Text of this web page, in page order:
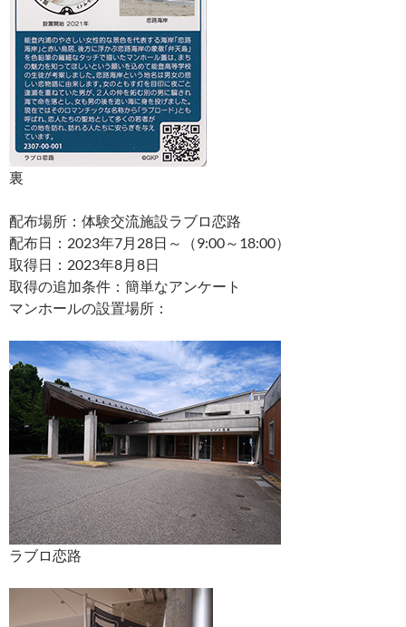
裏
配布場所：体験交流施設ラブロ恋路
配布日：2023年7月28日～（9:00～18:00）
取得日：2023年8月8日
取得の追加条件：簡単なアンケート
マンホールの設置場所：
ラブロ恋路